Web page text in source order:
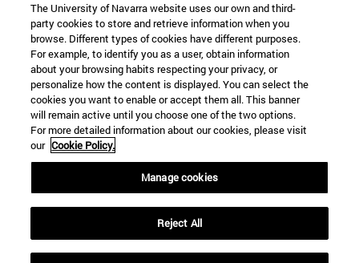
The University of Navarra website uses our own and third-
party cookies to store and retrieve information when you
browse. Different types of cookies have different purposes.
For example, to identify you as a user, obtain information
about your browsing habits respecting your privacy, or
personalize how the content is displayed. You can select the
cookies you want to enable or accept them all. This banner
will remain active until you choose one of the two options.
For more detailed information about our cookies, please visit
our Cookie Policy.
Manage cookies
Reject All